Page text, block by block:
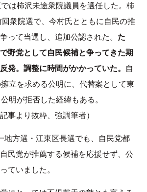
は柿沢未途衆院議員を選任した。柿
衆院選で、今村氏とともに自民の推
って当選し、追加公認された。 た
野党として自民候補と争ってきた期
発。調整に時間がかかっていた。
自
立を求める公明に、代替案として東
明が拒否した経緯もある。
事より抜粋、強調筆者）
地方選・江東区長選でも、自民党都
民党が推薦する候補を応援せず、公
ていました。